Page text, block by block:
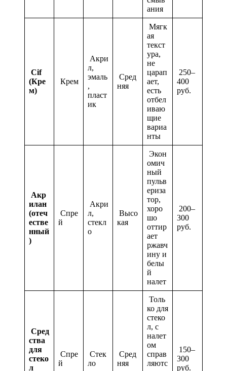
ания
Cif
(Кре
м)
Крем
Акри
л,
эмаль
,
пласт
ик
Сред
няя
Мягк
ая
текст
ура,
не
царап
ает,
есть
отбел
иваю
щие
вариа
нты
250–
400
руб.
Акр
илан
(отеч
естве
нный
)
Спре
й
Акри
л,
стекл
о
Высо
кая
Экон
омич
ный
пульв
ериза
тор,
хоро
шо
оттир
ает
ржавч
ину и
белы
й
налет
200–
300
руб.
Сред
ства
для
стеко
л
Спре
й
Стек
ло
Сред
няя
Толь
ко для
стеко
л, с
налет
ом
справ
ляютс
150–
300
руб.